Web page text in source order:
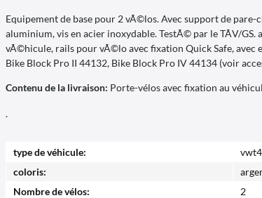
Equipement de base pour 2 vÃ©los. Avec support de
aluminium, vis en acier inoxydable. TestÃ© par le TÃV/
vÃ©hicule, rails pour vÃ©lo avec fixation Quick Safe, avec
Bike Block Pro II 44132, Bike Block Pro IV 44134 (voir
Contenu de la livraison: Porte-vélos avec fixation au
.
type de véhicule:
vwt4
coloris:
Nombre de vélos:
2